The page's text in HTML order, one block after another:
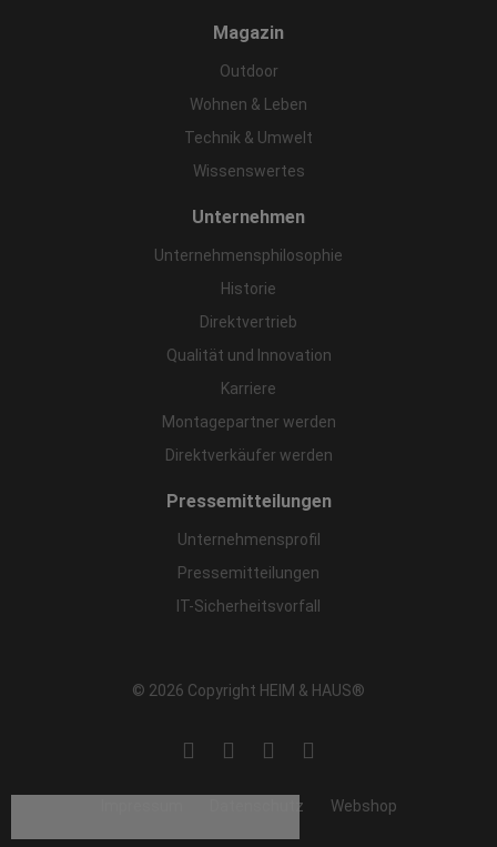
Magazin
Outdoor
Wohnen & Leben
Technik & Umwelt
Wissenswertes
Unternehmen
Unternehmensphilosophie
Historie
Direktvertrieb
Qualität und Innovation
Karriere
Montagepartner werden
Direktverkäufer werden
Pressemitteilungen
Unternehmensprofil
Pressemitteilungen
IT-Sicherheitsvorfall
© 2026 Copyright HEIM & HAUS®
Datenschutz Webshop